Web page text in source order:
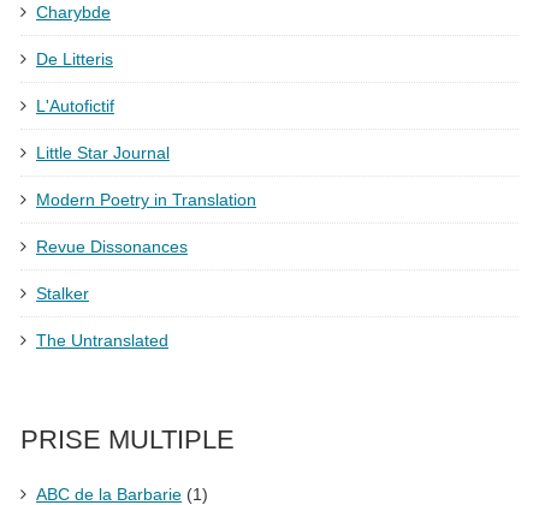
Charybde
De Litteris
L'Autofictif
Little Star Journal
Modern Poetry in Translation
Revue Dissonances
Stalker
The Untranslated
PRISE MULTIPLE
ABC de la Barbarie (1)